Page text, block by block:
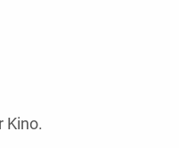
Kino.